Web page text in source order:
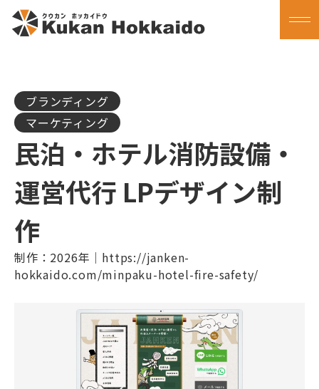
ブランディング
マーケティング
民泊・ホテル消防設備・
運営代行 LPデザイン制
作
制作：2026年｜https://janken-
hokkaido.com/minpaku-hotel-fire-safety/